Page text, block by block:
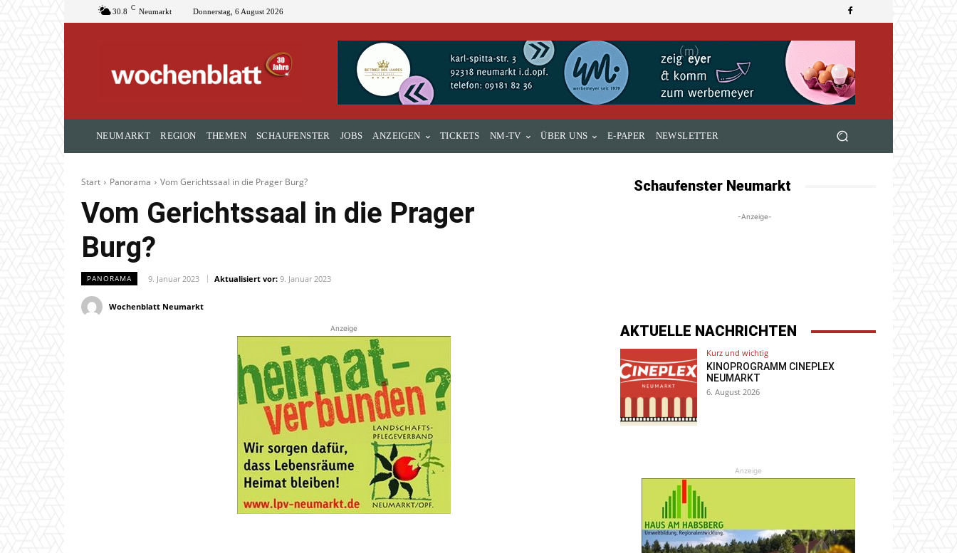
30.8 C Neumarkt Donnerstag, 6 August 2026
NEUMARKT REGION THEMEN SCHAUFENSTER JOBS ANZEIGEN TICKETS NM-TV ÜBER UNS E-PAPER NEWSLETTER
Start Panorama Vom Gerichtssaal in die Prager Burg?
Vom Gerichtssaal in die Prager
Burg?
PANORAMA 9. Januar 2023 Aktualisiert vor: 9. Januar 2023
Wochenblatt Neumarkt
Schaufenster Neumarkt
-Anzeige-
Anzeige AKTUELLE NACHRICHTEN
Kurz und wichtig
KINOPROGRAMM CINEPLEX
NEUMARKT
6. August 2026
Anzeige